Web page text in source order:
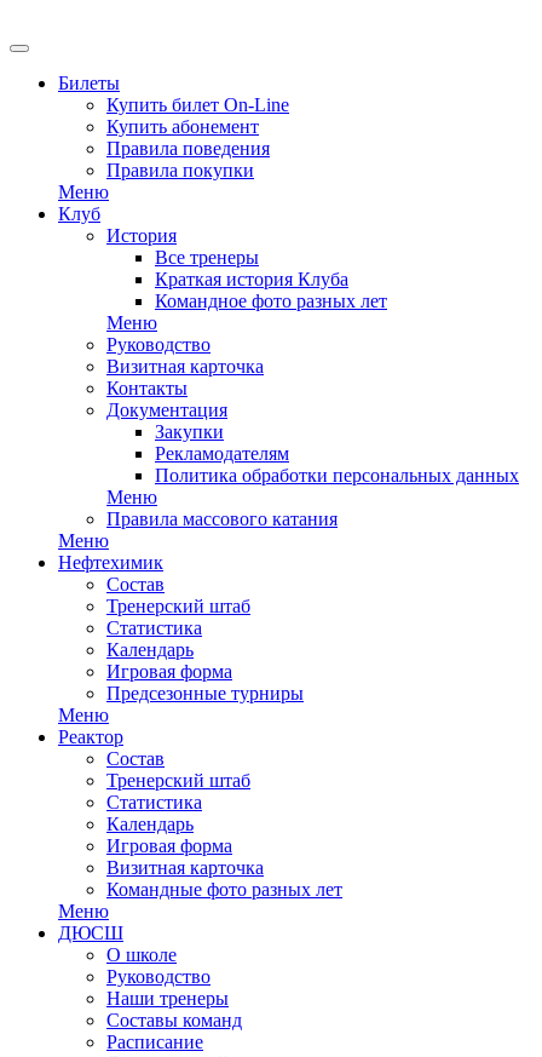
Билеты
Купить билет On-Line
Купить абонемент
Правила поведения
Правила покупки
Меню
Клуб
История
Все тренеры
Краткая история Клуба
Командное фото разных лет
Меню
Руководство
Визитная карточка
Контакты
Документация
Закупки
Рекламодателям
Политика обработки персональных данных
Меню
Правила массового катания
Меню
Нефтехимик
Состав
Тренерский штаб
Статистика
Календарь
Игровая форма
Предсезонные турниры
Меню
Реактор
Состав
Тренерский штаб
Статистика
Календарь
Игровая форма
Визитная карточка
Командные фото разных лет
Меню
ДЮСШ
О школе
Руководство
Наши тренеры
Составы команд
Расписание